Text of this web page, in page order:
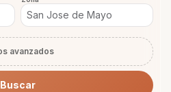
avanzados
Buscar